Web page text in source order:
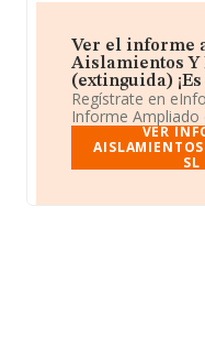
Ver el informe
Aislamientos Y
(extinguida)
Regístrate en
Informe Ampliado
VER